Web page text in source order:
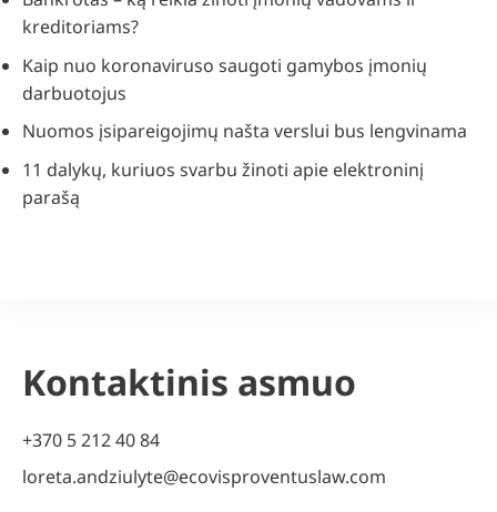
kreditoriams?
Kaip nuo koronaviruso saugoti gamybos įmonių
darbuotojus
Nuomos įsipareigojimų našta verslui bus lengvinama
11 dalykų, kuriuos svarbu žinoti apie elektroninį
parašą
Kontaktinis asmuo
+370 5 212 40 84
loreta.andziulyte@ecovisproventuslaw.com